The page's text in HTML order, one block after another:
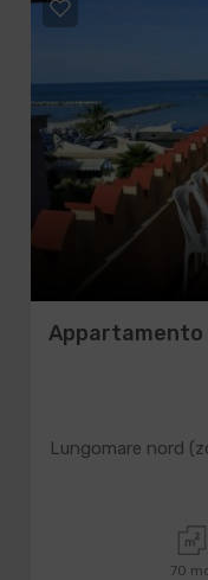
Appartamento
Lungomare nord
70